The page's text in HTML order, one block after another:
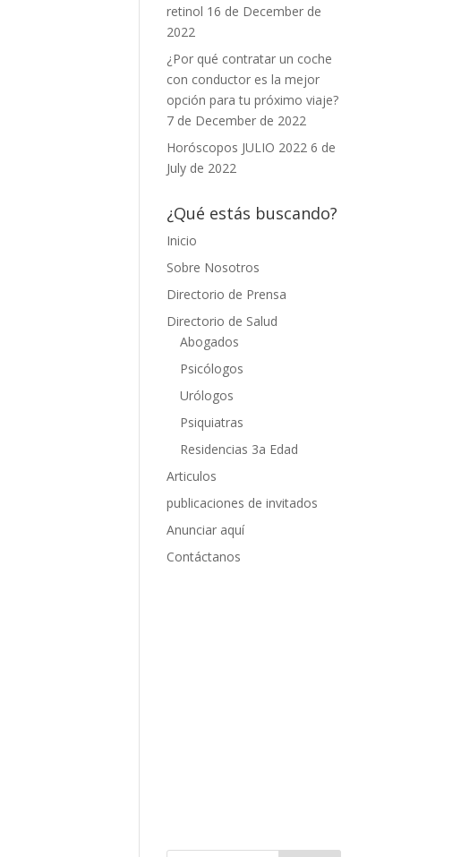
retinol 16 de December de
2022
¿Por qué contratar un coche
con conductor es la mejor
opción para tu próximo viaje?
7 de December de 2022
Horóscopos JULIO 2022 6 de
July de 2022
¿Qué estás buscando?
Inicio
Sobre Nosotros
Directorio de Prensa
Directorio de Salud
Abogados
Psicólogos
Urólogos
Psiquiatras
Residencias 3a Edad
Articulos
publicaciones de invitados
Anunciar aquí
Contáctanos